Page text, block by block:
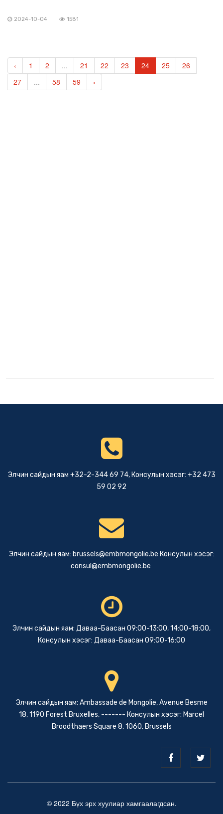
2024-10-04 1581
‹ 1 2 ... 21 22 23 24 25
26
27
... 58 59 ›
Элчин сайдын яам +32-2-344 69 74, Консулын хэсэг: +32 473
59 02 92
Элчин сайдын яам: brussels@embmongolie.be Консулын хэсэг:
consul@embmongolie.be
Элчин сайдын яам: Даваа-Баасан 09:00-13:00, 14:00-18:00,
Консулын хэсэг: Даваа-Баасан 09:00-16:00
Элчин сайдын яам: Ambassade de Mongolie, Avenue Besme
18, 1190 Forest Bruxelles, ------- Консулын хэсэг: Marcel
Broodthaers Square 8, 1060, Brussels
© 2022 Бүх эрх хуулиар хамгаалагдсан.